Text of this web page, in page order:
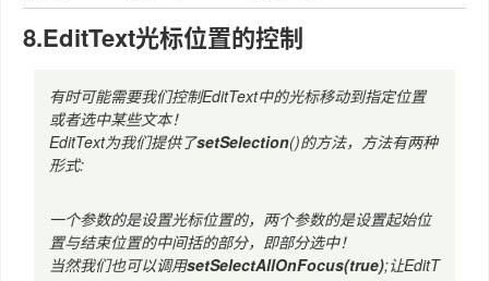
8.EditText光标位置的控制
有时可能需要我们控制EditText中的光标移动到指定位置
或者选中某些文本！
EditText为我们提供了setSelection()的方法，方法有两种
形式:
一个参数的是设置光标位置的，两个参数的是设置起始位
置与结束位置的中间括的部分，即部分选中！
当然我们也可以调用setSelectAllOnFocus(true);让EditT